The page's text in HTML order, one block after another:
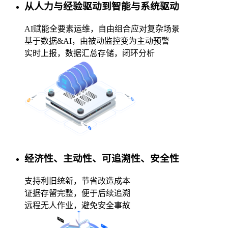
从人力与经验驱动到智能与系统驱动
AI赋能全要素运维，自由组合应对复杂场景
基于数据&AI，由被动监控变为主动预警
实时上报，数据汇总存储，闭环分析
经济性、主动性、可追溯性、安全性
支持利旧统新，节省改造成本
证据存留完整，便于后续追溯
远程无人作业，避免安全事故